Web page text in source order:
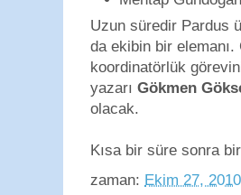
Uzun süredir Pardus
da ekibin bir
koordinatörlük
yazarı Gökmen
olacak.
Kısa bir süre sonra
zaman: Ekim 27, 2010